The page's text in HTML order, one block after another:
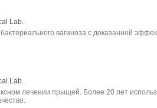
Lab.
вагиноза с доказанной
Lab.
лечении прыщей. Более 20 лет